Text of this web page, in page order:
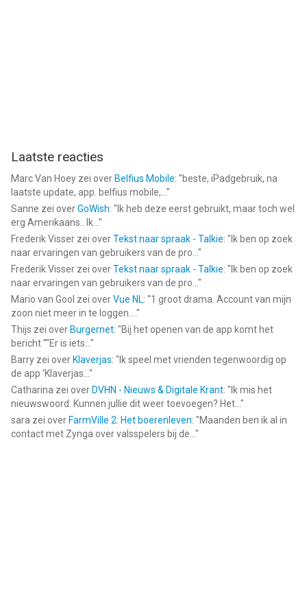
Laatste reacties
Marc Van Hoey zei over Belfius Mobile: "beste, iPadgebruik, na
laatste update, app. belfius mobile,... "
Sanne zei overGoWish: " Ik heb deze eerst gebruikt, maar toch wel
erg Amerikaans.. Ik... "
Frederik Visser zei overTekst naar spraak - Talkie: " Ik ben op zoek
naar ervaringen van gebruikers van de pro... "
Frederik Visser zei overTekst naar spraak - Talkie: " Ik ben op zoek
naar ervaringen van gebruikers van de pro... "
Mario van Gool zei overVue NL: "1 groot drama. Account van mijn
zoon niet meer in te loggen.... "
Thijs zei over Burgernet: "Bij het openen van de app komt het
bericht ""Er is iets... "
Barry zei over Klaverjas: " Ik speel met vrienden tegenwoordig op
de app ‘Klaverjas... "
Catharina zei over DVHN - Nieuws & Digitale Krant: " Ik mis het
nieuwswoord. Kunnen jullie dit weer toevoegen? Het... "
sara zei over FarmVille 2: Het boerenleven: "Maanden ben ik al in
contact met Zynga over valsspelers bij de... "